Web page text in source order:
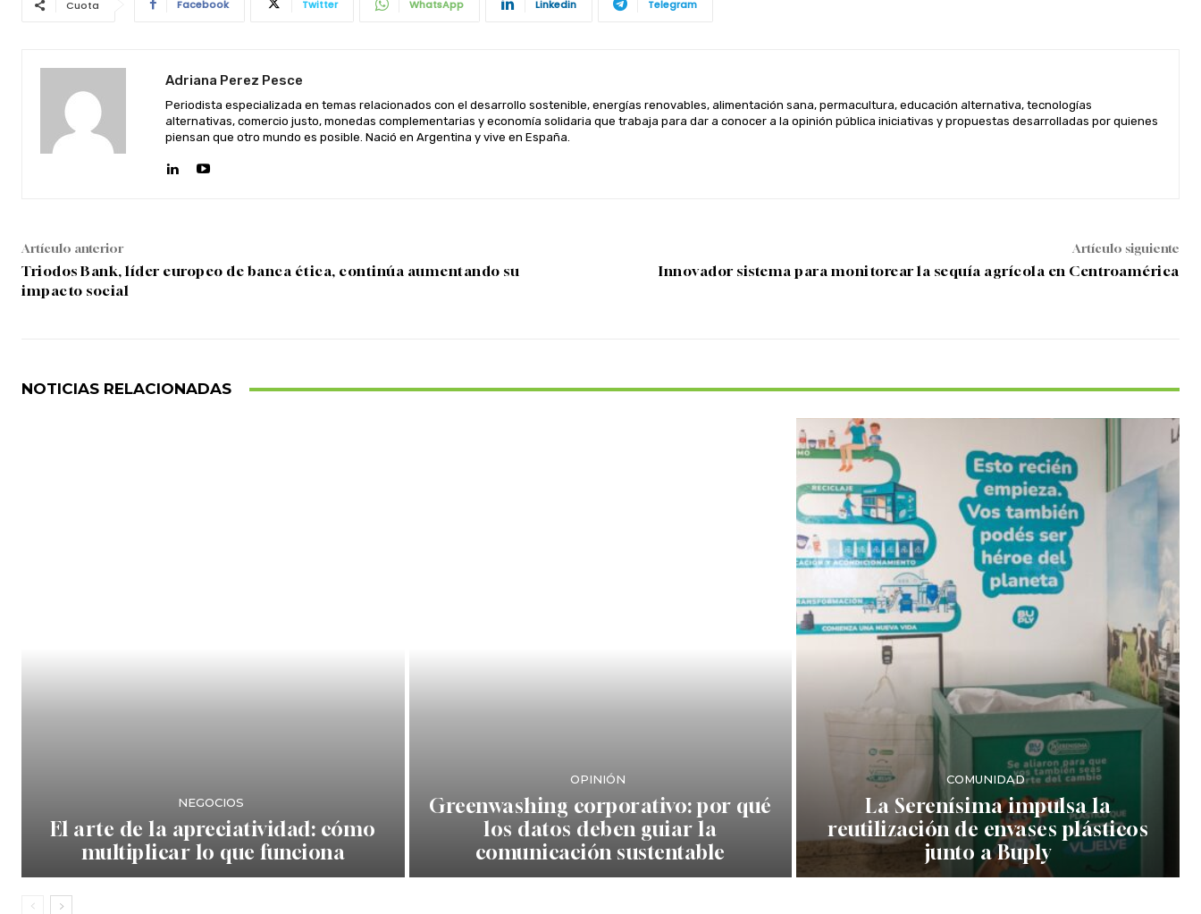
Cuota Facebook Twitter WhatsApp Linkedin Telegram
Adriana Perez Pesce
Periodista especializada en temas relacionados con el desarrollo sostenible, energías renovables, alimentación sana, permacultura, educación alternativa, tecnologías
alternativas, comercio justo, monedas complementarias y economía solidaria que trabaja para dar a conocer a la opinión pública iniciativas y propuestas desarrolladas por quienes
piensan que otro mundo es posible. Nació en Argentina y vive en España.
Artículo anterior
Triodos Bank, líder europeo de banca ética, continúa aumentando su
impacto social
Artículo siguiente
Innovador sistema para monitorear la sequía agrícola en Centroamérica
NOTICIAS RELACIONADAS
NEGOCIOS
El arte de la apreciatividad: cómo
multiplicar lo que funciona
OPINIÓN
Greenwashing corporativo: por qué
los datos deben guiar la
comunicación sustentable
COMUNIDAD
La Serenísima impulsa la
reutilización de envases plásticos
junto a Buply